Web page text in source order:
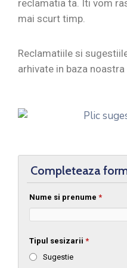
reclamatia ta. Iti vom
mai scurt timp.
Reclamatiile si
arhivate in baza
Completeaza
Nume si prenume *
Tipul sesizarii *
Sugestie